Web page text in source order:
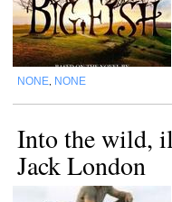
NONE NONE
Into the wild,
Jack London